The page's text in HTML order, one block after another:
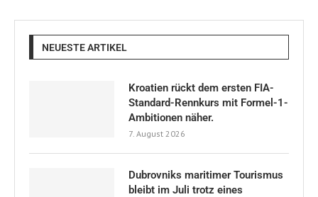
NEUESTE ARTIKEL
Kroatien rückt dem ersten FIA-
Standard-Rennkurs mit Formel-1-
Ambitionen näher.
7. August 2026
Dubrovniks maritimer Tourismus
bleibt im Juli trotz eines